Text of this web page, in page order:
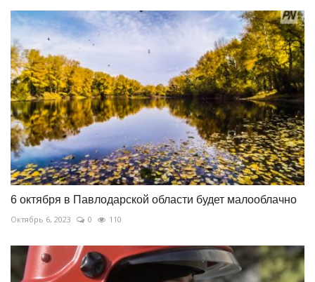
6 октября в Павлодарской области будет малооблачно
Октябрь 6, 2023 0 110